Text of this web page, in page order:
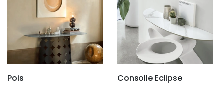
Pois Consolle Eclipse